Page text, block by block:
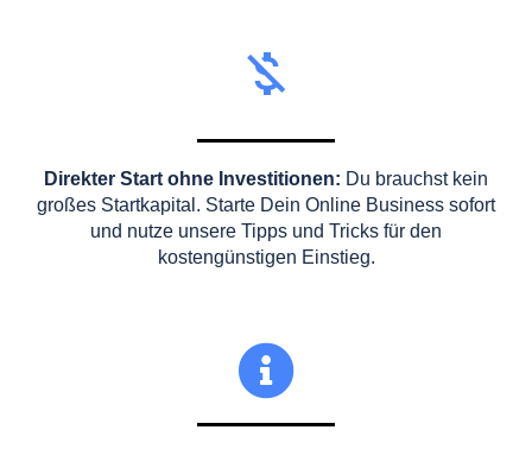
Direkter Start ohne Investitionen: Du brauchst kein
großes Startkapital. Starte Dein Online Business sofort
und nutze unsere Tipps und Tricks für den
kostengünstigen Einstieg.